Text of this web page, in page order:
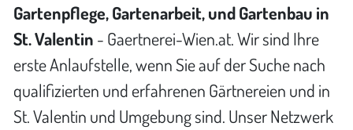
Gartenpflege, Gartenarbeit, und Gartenbau in
St. Valentin - Gaertnerei-Wien.at. Wir sind Ihre
erste Anlaufstelle, wenn Sie auf der Suche nach
qualifizierten und erfahrenen Gärtnereien und in
St. Valentin und Umgebung sind. Unser Netzwerk